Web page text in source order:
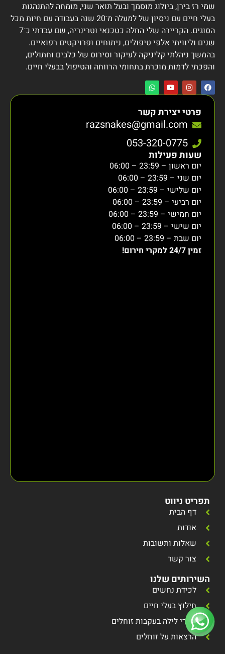
שמי רז בירן, ביולוג מוסמך ובעל תואר שני, מומחה להתנהגות
בעלי חיים עם ניסיון של למעלה מ־20 שנה בעבודה עם חיות מכל
הסוגים. הקריירה שלי החלה כטכנאי וטרינריה, שם עבדתי כ־7
שנים וליוויתי אלפי טיפולים, ניתוחים ופרויקטים רפואיים.
בהמשך ניהלתי קליניקה לעיקור וסירוס של כלבים וחתולים,
והפכתי לדמות מוכרת בתחומי הרווחה והטיפול בבעלי חיים.
פרטי יצירת קשר
razsnakes@gmail.com
053-320-0775
שעות פעילות
יום ראשון – 23:59 – 06:00
יום שני – 23:59 – 06:00
יום שלישי – 23:59 – 06:00
יום רביעי – 23:59 – 06:00
יום חמישי – 23:59 – 06:00
יום שישי – 23:59 – 06:00
יום שבת – 23:59 – 06:00
זמין 24/7 למקרי חירום!
תפריט ניווט
דף הבית
אודות
שאלות ותשובות
צור קשר
השירותים שלנו
לכידת נחשים
חילוץ בעלי חיים
סיורי לילה בעקבות זוחלים
הרצאות על זוחלים